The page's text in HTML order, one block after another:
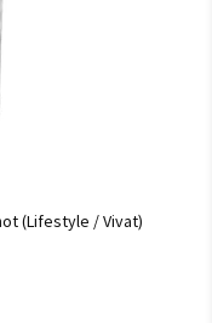
(Lifestyle / Vivat)